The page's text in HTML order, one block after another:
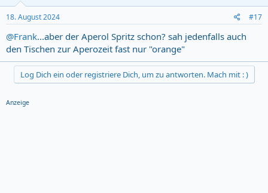
18. August 2024 #17
@Frank...aber der Aperol Spritz schon? sah jedenfalls auch
den Tischen zur Aperozeit fast nur "orange"
Log Dich ein oder registriere Dich, um zu antworten. Mach mit : )
Anzeige